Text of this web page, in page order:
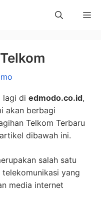
lagi di edmodo.co.id,
akan berbagi
Telkom Terbaru
dibawah ini.
salah satu
yang
media internet